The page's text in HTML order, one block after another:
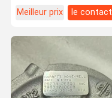
Meilleur prix
le contact